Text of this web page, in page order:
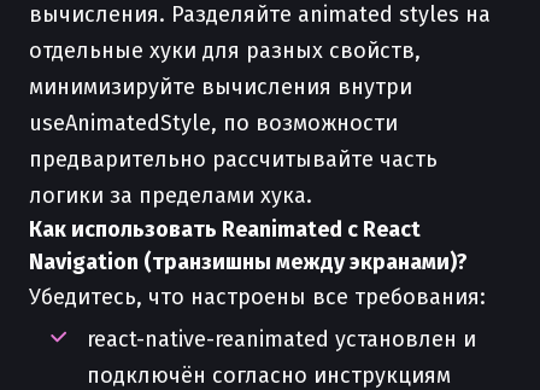
вычисления. Разделяйте animated styles на
отдельные хуки для разных свойств,
минимизируйте вычисления внутри
useAnimatedStyle, по возможности
предварительно рассчитывайте часть
логики за пределами хука.
Как использовать Reanimated с React
Navigation (транзишны между экранами)?
Убедитесь, что настроены все требования:
react-native-reanimated установлен и
подключён согласно инструкциям